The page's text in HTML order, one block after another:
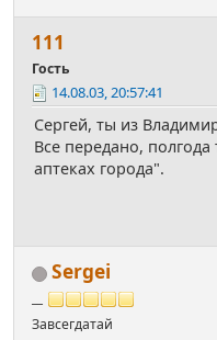
111
Гость
14.08.03, 20:57:41
Сергей, ты из
Все передано,
аптеках города".
Sergei
Завсегдатай